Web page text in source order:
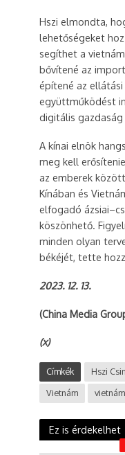
Hszi elmondta,
lehetőségeket
segíthet a
bővítené az
építené az
együttműködést
digitális
A kínai elnök
meg kell
az emberek
Kínában és
elfogadó
köszönhető.
minden olyan
békéjét, tette
2023. 12. 13.
(China Media
(x)
Címkék Hszi
Vietnám
Ez is érdekelhet